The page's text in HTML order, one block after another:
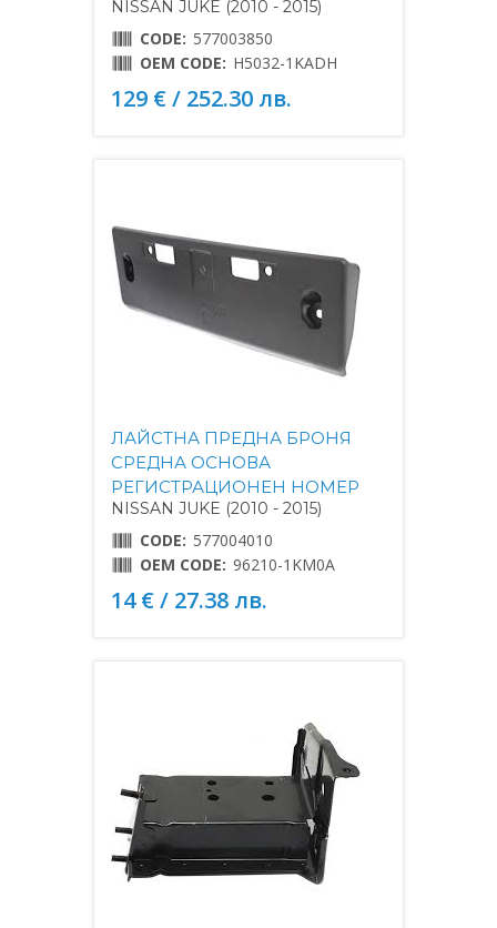
NISSAN JUKE (2010 - 2015)
CODE: 577003850
OEM CODE: H5032-1KADH
129 € / 252.30 лв.
ЛАЙСТНА ПРЕДНА БРОНЯ
СРЕДНА ОСНОВА
РЕГИСТРАЦИОНЕН НОМЕР
NISSAN JUKE (2010 - 2015)
CODE: 577004010
OEM CODE: 96210-1KM0A
14 € / 27.38 лв.